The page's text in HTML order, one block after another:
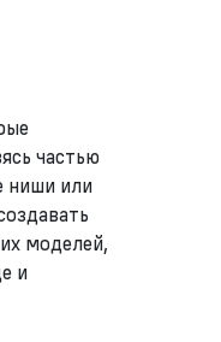
частью
ниши или
моделей,
и